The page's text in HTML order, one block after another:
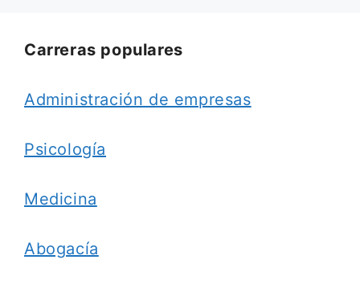
Carreras populares
Administración de empresas
Psicología
Medicina
Abogacía